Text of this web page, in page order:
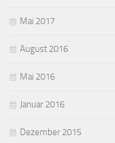
Mai 2017
August 2016
Mai 2016
Januar 2016
Dezember 2015